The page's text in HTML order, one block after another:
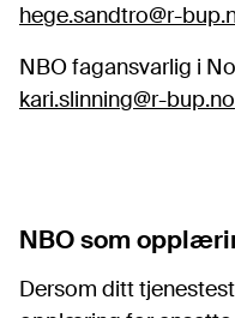
hege.sandtro@r-
NBO fagansvarlig i
kari.slinning@r-bup.no
NBOsom
Dersom ditt